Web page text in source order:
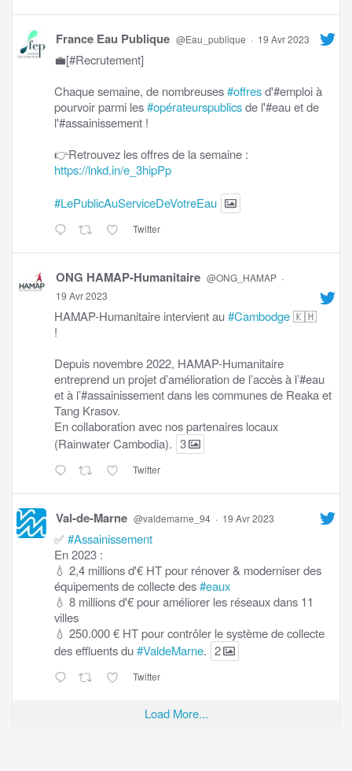
France Eau Publique @Eau_publique · 19 Avr 2023
💼[#Recrutement]
Chaque semaine, de nombreuses#offresd'#emploi à
pourvoir parmi les#opérateurspublicsde l'#eau et de
l'#assainissement !
👉Retrouvez les offres de la semaine :
https://lnkd.in/e_3hipPp
#LePublicAuServiceDeVotreEau
Twitter
ONG HAMAP-Humanitaire @ONG_HAMAP ·
19 Avr 2023
HAMAP-Humanitaire intervient au#Cambodge🇰🇭
!
Depuis novembre 2022, HAMAP-Humanitaire
entreprend un projet d’amélioration de l’accès à l’#eau
et à l’#assainissement dans les communes de Reaka et
Tang Krasov.
En collaboration avec nos partenaires locaux
(Rainwater Cambodia). 3
Twitter
Val-de-Marne @valdemarne_94 · 19 Avr 2023
✅#Assainissement
En 2023 :
💧 2,4 millions d'€ HT pour rénover & moderniser des
équipements de collecte des#eaux
💧 8 millions d'€ pour améliorer les réseaux dans 11
villes
💧 250.000 € HT pour contrôler le système de collecte
des effluents du#ValdeMarne. 2
Twitter
Load More...